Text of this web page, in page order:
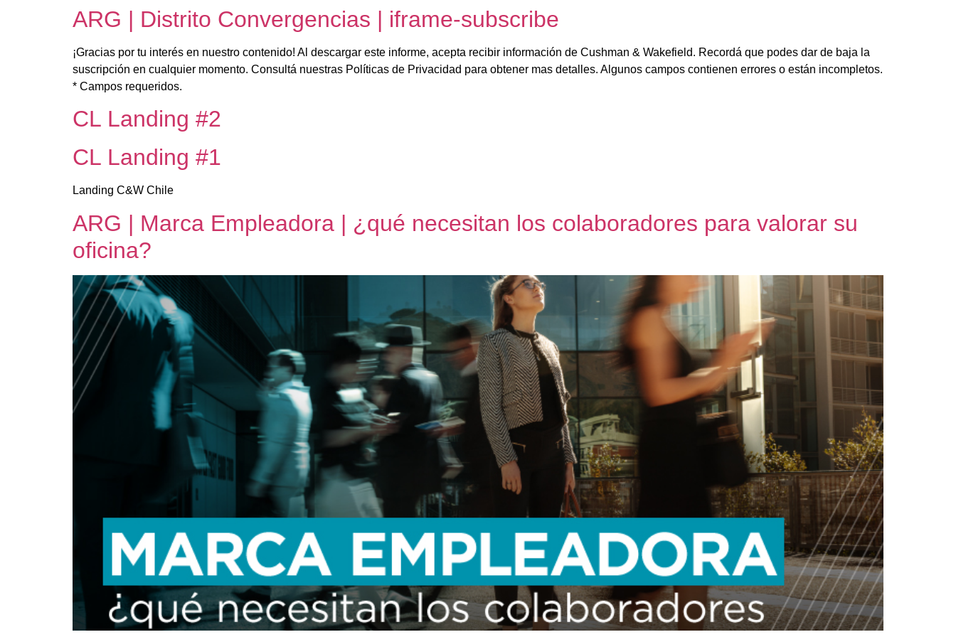
ARG | Distrito Convergencias | iframe-subscribe
¡Gracias por tu interés en nuestro contenido! Al descargar este informe, acepta recibir información de Cushman & Wakefield. Recordá que podes dar de baja la
suscripción en cualquier momento. Consultá nuestras Políticas de Privacidad para obtener mas detalles. Algunos campos contienen errores o están incompletos.
* Campos requeridos.
CL Landing #2
CL Landing #1
Landing C&W Chile
ARG | Marca Empleadora | ¿qué necesitan los colaboradores para valorar su
oficina?